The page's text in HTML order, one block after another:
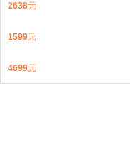
2638元
1599元
4699元